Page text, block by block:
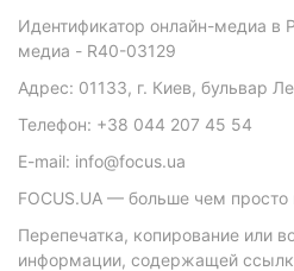
Идентификатор онлайн-медиа в
медиа - R40-03129
Адрес: 01133, г. Киев, бульвар
Телефон: +38 044 207 45 54
E-mail: info@focus.ua
FOCUS.UA — больше чем просто
Перепечатка, копирование или
информации, содержащей